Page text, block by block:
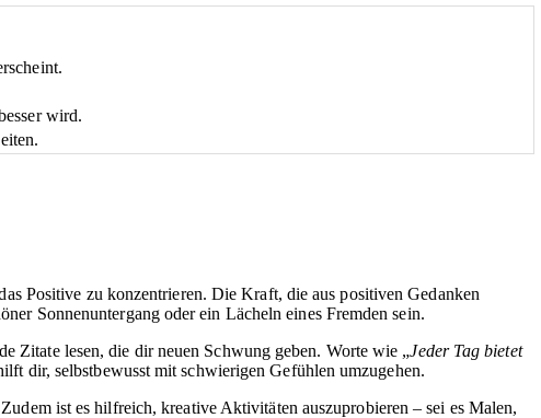
wird.
Positive zu konzentrieren. Die Kraft, die aus positiven Gedanken
Sonnenuntergang oder ein Lächeln eines Fremden sein.
Zitate lesen, die dir neuen Schwung geben. Worte wie „Jeder Tag bietet
dir, selbstbewusst mit schwierigen Gefühlen umzugehen.
ist es hilfreich, kreative Aktivitäten auszuprobieren – sei es Malen,